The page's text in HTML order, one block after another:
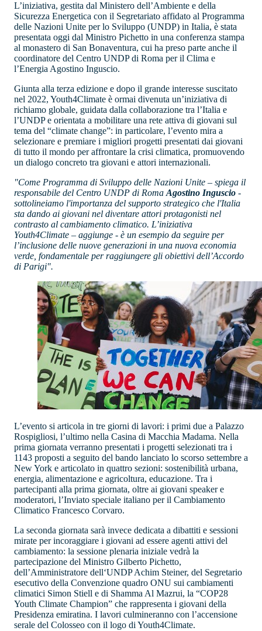
L’iniziativa, gestita dal Ministero dell’Ambiente e della
Sicurezza Energetica con il Segretariato affidato al Programma
delle Nazioni Unite per lo Sviluppo (UNDP) in Italia, è stata
presentata oggi dal Ministro Pichetto in una conferenza stampa
al monastero di San Bonaventura, cui ha preso parte anche il
coordinatore del Centro UNDP di Roma per il Clima e
l’Energia Agostino Inguscio.
Giunta alla terza edizione e dopo il grande interesse suscitato
nel 2022, Youth4Climate è ormai divenuta un’iniziativa di
richiamo globale, guidata dalla collaborazione tra l’Italia e
l’UNDP e orientata a mobilitare una rete attiva di giovani sul
tema del “climate change”: in particolare, l’evento mira a
selezionare e premiare i migliori progetti presentati dai giovani
di tutto il mondo per affrontare la crisi climatica, promuovendo
un dialogo concreto tra giovani e attori internazionali.
"Come Programma di Sviluppo delle Nazioni Unite – spiega il
responsabile del Centro UNDP di Roma Agostino Inguscio -
sottolineiamo l'importanza del supporto strategico che l'Italia
sta dando ai giovani nel diventare attori protagonisti nel
contrasto al cambiamento climatico. L’iniziativa
Youth4Climate – aggiunge - è un esempio da seguire per
l’inclusione delle nuove generazioni in una nuova economia
verde, fondamentale per raggiungere gli obiettivi dell’Accordo
di Parigi".
L’evento si articola in tre giorni di lavori: i primi due a Palazzo
Rospigliosi, l’ultimo nella Casina di Macchia Madama. Nella
prima giornata verranno presentati i progetti selezionati tra i
1143 proposti a seguito del bando lanciato lo scorso settembre a
New York e articolato in quattro sezioni: sostenibilità urbana,
energia, alimentazione e agricoltura, educazione. Tra i
partecipanti alla prima giornata, oltre ai giovani speaker e
moderatori, l’Inviato speciale italiano per il Cambiamento
Climatico Francesco Corvaro.
La seconda giornata sarà invece dedicata a dibattiti e sessioni
mirate per incoraggiare i giovani ad essere agenti attivi del
cambiamento: la sessione plenaria iniziale vedrà la
partecipazione del Ministro Gilberto Pichetto,
dell’Amministratore dell‘UNDP Achim Steiner, del Segretario
esecutivo della Convenzione quadro ONU sui cambiamenti
climatici Simon Stiell e di Shamma Al Mazrui, la “COP28
Youth Climate Champion” che rappresenta i giovani della
Presidenza emiratina. I lavori culmineranno con l’accensione
serale del Colosseo con il logo di Youth4Climate.